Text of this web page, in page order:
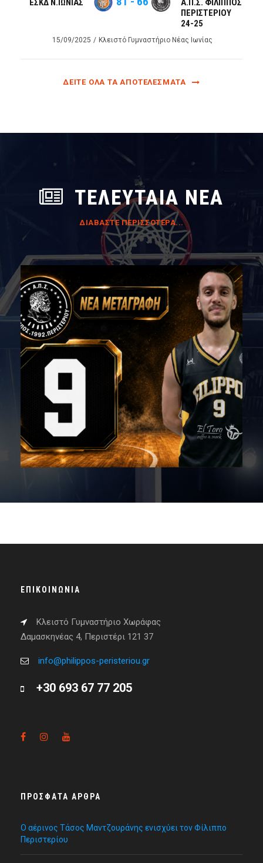
ΕΣΚΔ Ν.ΙΩΝΙΑΣ
Α.Π.Σ. ΦΙΛΙΠΠΟΣ
ΠΕΡΙΣΤΕΡΙΟΥ
24-25
15/09/2025 Κλειστό Γυμναστήριο Νέας Ιωνίας
ΔΕΊΤΕ ΌΛΑ ΤΑ ΑΠΟΤΕΛΈΣΜΑΤΑ
ΤΕΛΕΥΤΑΊΑ ΝΈΑ
ΔΙΑΒΆΣΤΕ ΠΕΡΙΣΣΌΤΕΡΑ...
05/08/2026
ΕΠΙΚΟΙΝΩΝΊΑ
Κλειστό Γυμναστήριο Χωράφας
Δαμασκηνέας 4, Περιστέρι 121 37
info@philippos-peristeriou.gr
+30 693 67 77 205
ΠΡΌΣΦΑΤΑ ΆΡΘΡΑ
Ο αέρινος Τάσος Μαντζουράνης ενισχύει τον Φίλιππο
Περιστερίου